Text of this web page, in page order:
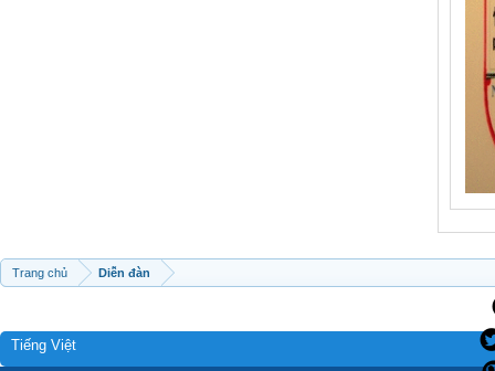
Trang chủ Diễn đàn
Tiếng Việt